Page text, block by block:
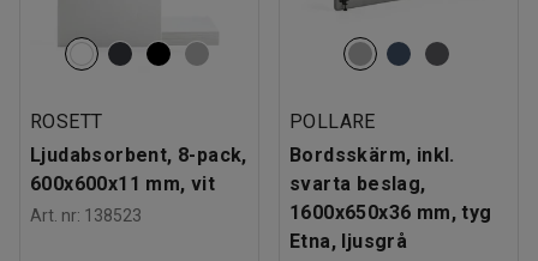
ROSETT
Ljudabsorbent, 8-pack,
600x600x11 mm, vit
Art. nr: 138523
POLLARE
Bordsskärm, inkl.
svarta beslag,
1600x650x36 mm, tyg
Etna, ljusgrå